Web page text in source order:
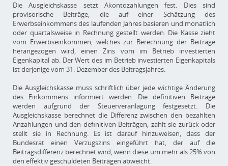
Die Ausgleichskasse setzt Akontozahlungen fest. Dies sind
provisorische Beiträge, die auf einer Schätzung des
Erwerbseinkommens des laufenden Jahres basieren und monatlich
oder quartalsweise in Rechnung gestellt werden. Die Kasse zieht
vom Erwerbseinkommen, welches zur Berechnung der Beiträge
herangezogen wird, einen Zins vom im Betrieb investierten
Eigenkapital ab. Der Wert des im Betrieb investierten Eigenkapitals
ist derjenige vom 31. Dezember des Beitragsjahres.
Die Ausgleichskasse muss schriftlich über jede wichtige Änderung
des Einkommens informiert werden. Die definitiven Beiträge
werden aufgrund der Steuerveranlagung festgesetzt. Die
Ausgleichskasse berechnet die Differenz zwischen den bezahlten
Anzahlungen und den definitiven Beiträgen, zahlt sie zurück oder
stellt sie in Rechnung. Es ist darauf hinzuweisen, dass der
Bundesrat einen Verzugszins eingeführt hat, der auf die
Beitragsdifferenz berechnet wird, wenn diese um mehr als 25% von
den effektiv geschuldeten Beiträgen abweicht.